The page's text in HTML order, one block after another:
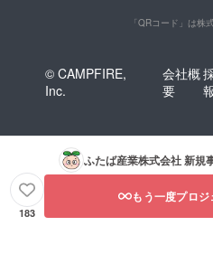
「QRコード」は株
© CAMPFIRE,
Inc.
会社概
要
ふたば産業株式会社 新規
183
もう一度プロ